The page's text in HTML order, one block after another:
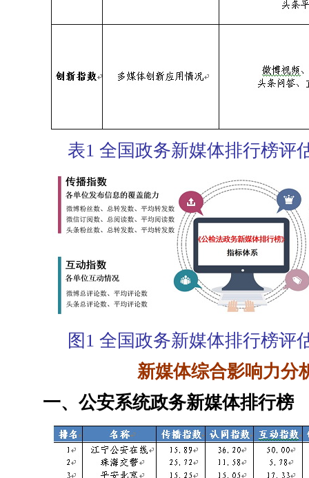
表1 全国政务新媒体排行榜评
图1 全国政务新媒体排行榜评
新媒体综合影响力分
一、公安系统政务新媒体排行榜